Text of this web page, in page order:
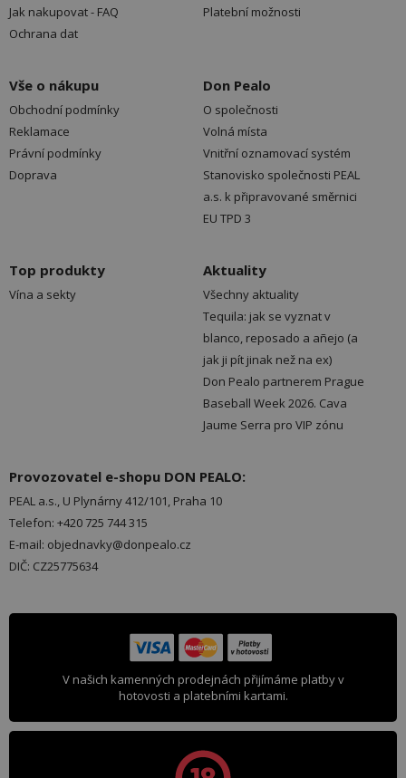
Jak nakupovat - FAQ
Ochrana dat
Platební možnosti
Vše o nákupu
Obchodní podmínky
Reklamace
Právní podmínky
Doprava
Don Pealo
O společnosti
Volná místa
Vnitřní oznamovací systém
Stanovisko společnosti PEAL
a.s. k připravované směrnici
EU TPD 3
Top produkty
Vína a sekty
Aktuality
Všechny aktuality
Tequila: jak se vyznat v
blanco, reposado a añejo (a
jak ji pít jinak než na ex)
Don Pealo partnerem Prague
Baseball Week 2026. Cava
Jaume Serra pro VIP zónu
Provozovatel e-shopu DON PEALO:
PEAL a.s., U Plynárny 412/101, Praha 10
Telefon: +420 725 744 315
E-mail: objednavky@donpealo.cz
DIČ: CZ25775634
V našich kamenných prodejnách přijímáme platby v
hotovosti a platebními kartami.